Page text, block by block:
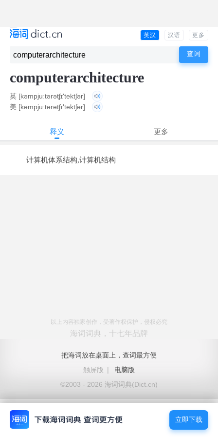
英汉 汉语 更多
computerarchitecture
英 [kəmpjuːtərətʃɪ'tektʃər]
美 [kəmpjuːtərətʃɪ'tektʃər]
释义 更多
计算机体系结构,计算机结构
以上内容独家创作，受著作权保护，侵权必究
海词词典，十七年品牌
把海词放在桌面上，查词最方便
触屏版
|
电脑版
©2003 - 2026 海词词典(Dict.cn)
立即下载
立即下载